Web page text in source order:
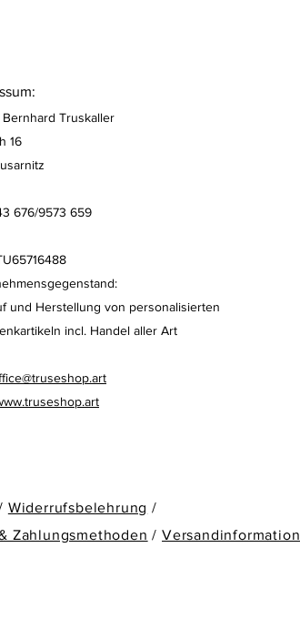
Bernhard Truskaller
16
676/9573 659
und Herstellung von personalisierten
incl. Handel aller Art
Widerrufsbelehrung /
Zahlungsmethoden /Versandinformation